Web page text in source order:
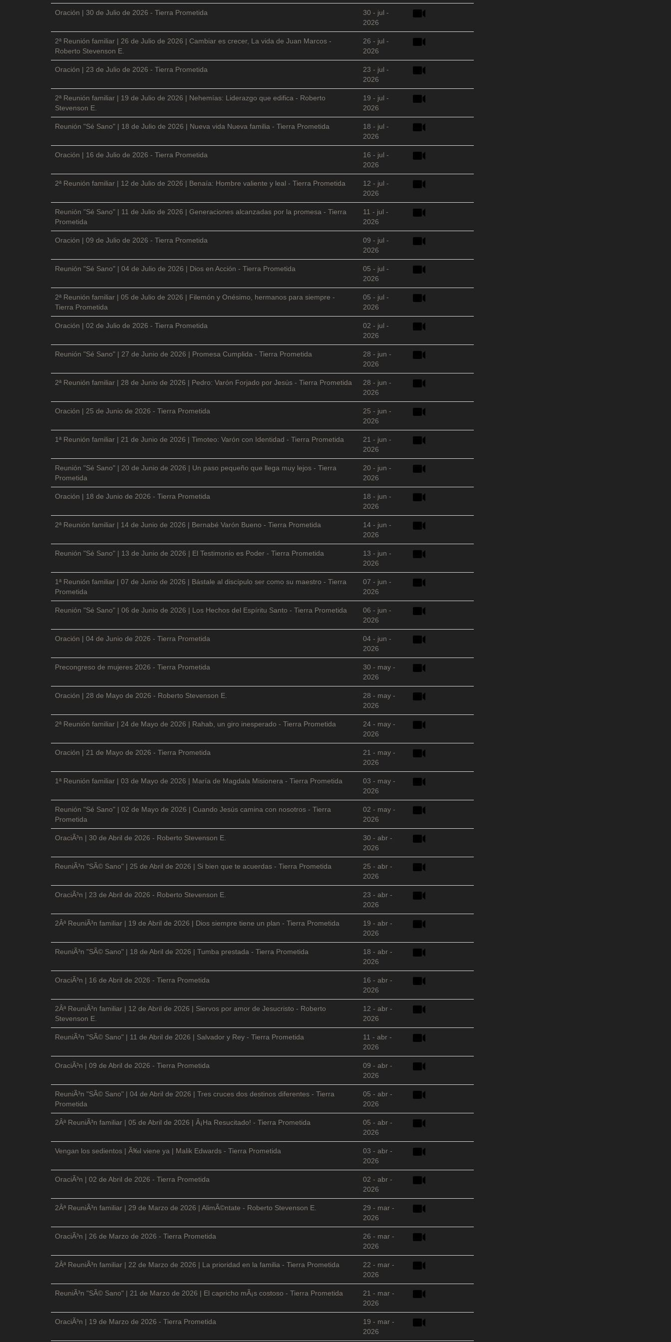
Oración | 30 de Julio de 2026 - Tierra Prometida
30 - jul -
2026
2ª Reunión familiar | 26 de Julio de 2026 | Cambiar es crecer, La vida de Juan Marcos -
Roberto Stevenson E.
26 - jul -
2026
Oración | 23 de Julio de 2026 - Tierra Prometida
23 - jul -
2026
2ª Reunión familiar | 19 de Julio de 2026 | Nehemías: Liderazgo que edifica - Roberto
Stevenson E.
19 - jul -
2026
Reunión "Sé Sano" | 18 de Julio de 2026 | Nueva vida Nueva familia - Tierra Prometida
18 - jul -
2026
Oración | 16 de Julio de 2026 - Tierra Prometida
16 - jul -
2026
2ª Reunión familiar | 12 de Julio de 2026 | Benaía: Hombre valiente y leal - Tierra Prometida
12 - jul -
2026
Reunión "Sé Sano" | 11 de Julio de 2026 | Generaciones alcanzadas por la promesa - Tierra
Prometida
11 - jul -
2026
Oración | 09 de Julio de 2026 - Tierra Prometida
09 - jul -
2026
Reunión "Sé Sano" | 04 de Julio de 2026 | Dios en Acción - Tierra Prometida
05 - jul -
2026
2ª Reunión familiar | 05 de Julio de 2026 | Filemón y Onésimo, hermanos para siempre -
Tierra Prometida
05 - jul -
2026
Oración | 02 de Julio de 2026 - Tierra Prometida
02 - jul -
2026
Reunión "Sé Sano" | 27 de Junio de 2026 | Promesa Cumplida - Tierra Prometida
28 - jun -
2026
2ª Reunión familiar | 28 de Junio de 2026 | Pedro: Varón Forjado por Jesús - Tierra Prometida
28 - jun -
2026
Oración | 25 de Junio de 2026 - Tierra Prometida
25 - jun -
2026
1ª Reunión familiar | 21 de Junio de 2026 | Timoteo: Varón con Identidad - Tierra Prometida
21 - jun -
2026
Reunión "Sé Sano" | 20 de Junio de 2026 | Un paso pequeño que llega muy lejos - Tierra
Prometida
20 - jun -
2026
Oración | 18 de Junio de 2026 - Tierra Prometida
18 - jun -
2026
2ª Reunión familiar | 14 de Junio de 2026 | Bernabé Varón Bueno - Tierra Prometida
14 - jun -
2026
Reunión "Sé Sano" | 13 de Junio de 2026 | El Testimonio es Poder - Tierra Prometida
13 - jun -
2026
1ª Reunión familiar | 07 de Junio de 2026 | Bástale al discípulo ser como su maestro - Tierra
Prometida
07 - jun -
2026
Reunión "Sé Sano" | 06 de Junio de 2026 | Los Hechos del Espíritu Santo - Tierra Prometida
06 - jun -
2026
Oración | 04 de Junio de 2026 - Tierra Prometida
04 - jun -
2026
Precongreso de mujeres 2026 - Tierra Prometida
30 - may -
2026
Oración | 28 de Mayo de 2026 - Roberto Stevenson E.
28 - may -
2026
2ª Reunión familiar | 24 de Mayo de 2026 | Rahab, un giro inesperado - Tierra Prometida
24 - may -
2026
Oración | 21 de Mayo de 2026 - Tierra Prometida
21 - may -
2026
1ª Reunión familiar | 03 de Mayo de 2026 | María de Magdala Misionera - Tierra Prometida
03 - may -
2026
Reunión "Sé Sano" | 02 de Mayo de 2026 | Cuando Jesús camina con nosotros - Tierra
Prometida
02 - may -
2026
OraciÃ³n | 30 de Abril de 2026 - Roberto Stevenson E.
30 - abr -
2026
ReuniÃ³n "SÃ© Sano" | 25 de Abril de 2026 | Si bien que te acuerdas - Tierra Prometida
25 - abr -
2026
OraciÃ³n | 23 de Abril de 2026 - Roberto Stevenson E.
23 - abr -
2026
2Âª ReuniÃ³n familiar | 19 de Abril de 2026 | Dios siempre tiene un plan - Tierra Prometida
19 - abr -
2026
ReuniÃ³n "SÃ© Sano" | 18 de Abril de 2026 | Tumba prestada - Tierra Prometida
18 - abr -
2026
OraciÃ³n | 16 de Abril de 2026 - Tierra Prometida
16 - abr -
2026
2Âª ReuniÃ³n familiar | 12 de Abril de 2026 | Siervos por amor de Jesucristo - Roberto
Stevenson E.
12 - abr -
2026
ReuniÃ³n "SÃ© Sano" | 11 de Abril de 2026 | Salvador y Rey - Tierra Prometida
11 - abr -
2026
OraciÃ³n | 09 de Abril de 2026 - Tierra Prometida
09 - abr -
2026
ReuniÃ³n "SÃ© Sano" | 04 de Abril de 2026 | Tres cruces dos destinos diferentes - Tierra
Prometida
05 - abr -
2026
2Âª ReuniÃ³n familiar | 05 de Abril de 2026 | Â¡Ha Resucitado! - Tierra Prometida
05 - abr -
2026
Vengan los sedientos | Ã‰l viene ya | Malik Edwards - Tierra Prometida
03 - abr -
2026
OraciÃ³n | 02 de Abril de 2026 - Tierra Prometida
02 - abr -
2026
2Âª ReuniÃ³n familiar | 29 de Marzo de 2026 | AlimÃ©ntate - Roberto Stevenson E.
29 - mar -
2026
OraciÃ³n | 26 de Marzo de 2026 - Tierra Prometida
26 - mar -
2026
2Âª ReuniÃ³n familiar | 22 de Marzo de 2026 | La prioridad en la familia - Tierra Prometida
22 - mar -
2026
ReuniÃ³n "SÃ© Sano" | 21 de Marzo de 2026 | El capricho mÃ¡s costoso - Tierra Prometida
21 - mar -
2026
OraciÃ³n | 19 de Marzo de 2026 - Tierra Prometida
19 - mar -
2026